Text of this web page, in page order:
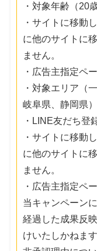
・対象年齢（20
・サイトに移動
に他のサイトに
ません。
・広告主指定ペ
・対象エリア（
岐阜県、静岡県
・LINE友だち登
・サイトに移動
に他のサイトに
ません。
・広告主指定ペ
当キャンペーン
経過した成果反
けいたしかねま